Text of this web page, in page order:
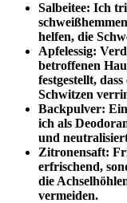
Salbeitee: Ich⁣
helfen, die
Apfelessig:
betroffenen
festgestellt,
Schwitzen
Backpulver:
ich als
und
Zitronensaft:
erfrischend,
die
vermeiden.